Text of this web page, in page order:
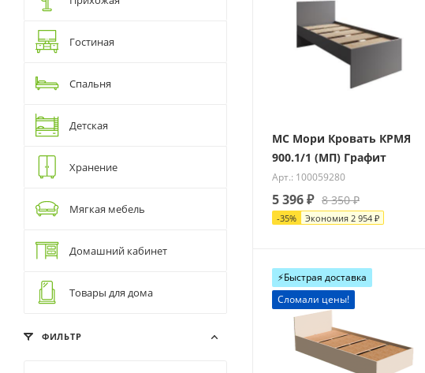
МС Мори Кровать КРМЯ
900.1/1 (МП) Графит
Арт.: 100059280
5 396₽ 8 350₽
-35% Экономия 2 954 ₽
⚡️Быстрая доставка
Сломали цены!
Гостиная
Спальня
Детская
Хранение
Мягкая мебель
Домашний кабинет
Товары для дома
ФИЛЬТР